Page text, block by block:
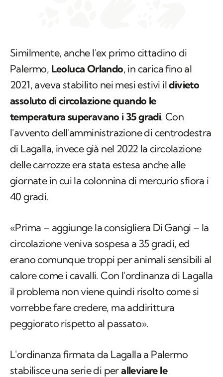
Similmente, anche l'ex primo cittadino di
Palermo, Leoluca Orlando, in carica fino al
2021, aveva stabilito nei mesi estivi ildivieto
assoluto di circolazione quando le
temperatura superavano i 35 gradi. Con
l'avvento dell'amministrazione di centrodestra
di Lagalla, invece già nel 2022 la circolazione
delle carrozze era stata estesa anche alle
giornate in cui la colonnina di mercurio sfiora i
40 gradi.
«Prima – aggiunge la consigliera Di Gangi – la
circolazione veniva sospesa a 35 gradi, ed
erano comunque troppi per animali sensibili al
calore come i cavalli. Con l'ordinanza di Lagalla
il problema non viene quindi risolto come si
vorrebbe fare credere, ma addirittura
peggiorato rispetto al passato».
L'ordinanza firmata da Lagalla a Palermo
stabilisce una serie di peralleviare le